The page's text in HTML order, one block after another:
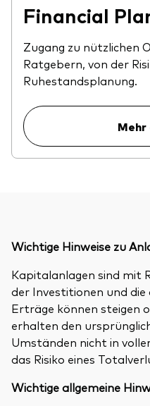
Financial
Zugang zu nützlichen
Ratgebern, von der
Ruhestandsplanung.
Wichtige Hinweise zu
Kapitalanlagen sind mit
der Investitionen und
Erträge können steigen
erhalten den
Umständen nicht in
das Risiko eines
Wichtige allgemeine